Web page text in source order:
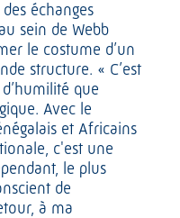
échanges
sein de Webb
le costume d’un
structure. « C’est
que
Avec le
et Africains
c'est une
le plus
de
à ma